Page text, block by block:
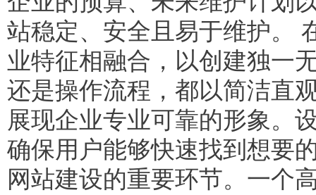
站稳定、安全且易于维护。
业特征相融合，以创建独一
还是操作流程，都以简洁直
展现企业专业可靠的形象。
确保用户能够快速找到想要
网站建设的重要环节。一个